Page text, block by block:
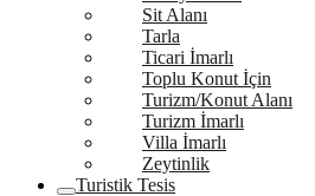
Sit Alanı
Tarla
Ticari İmarlı
Toplu Konut İçin
Turizm/Konut Alanı
Turizm İmarlı
Villa İmarlı
Zeytinlik
Turistik Tesis